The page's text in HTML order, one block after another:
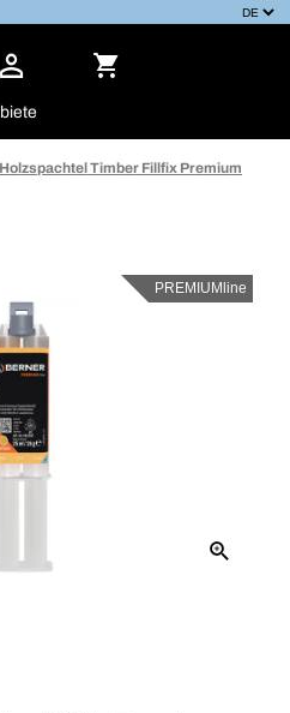
Holzspachtel Timber Fillfix Premium
PREMIUMline